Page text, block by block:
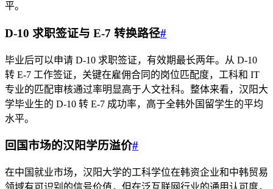
平。
D-10 求职签证与 E-7 转换路径#
毕业后可以申请 D-10 求职签证，有效期最长两年。从 D-10
转 E-7 工作签证，关键在雇佣合同的岗位匹配度，工科和 IT
专业的匹配审核通过率明显高于人文社科。整体来看，汉阳大
学毕业生的 D-10 转 E-7 成功率，高于全韩外国留学生的平均
水平。
回国市场的汉阳学历溢价#
在中国就业市场，汉阳大学的工科学位在韩资企业和中韩贸易
领域有可识别的信号价值，但在泛互联网行业的通用认可度，